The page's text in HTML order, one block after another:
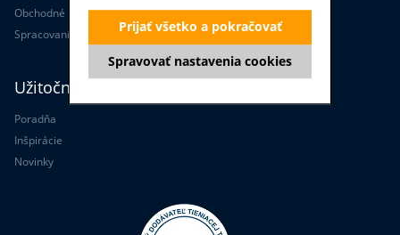
Obchodné podmienky
Spracovanie osobných údajov
Užitočné informácie
Poradňa
Inšpirácie
Novinky
Spravovať nastavenia cookies
Prijať všetko a pokračovať